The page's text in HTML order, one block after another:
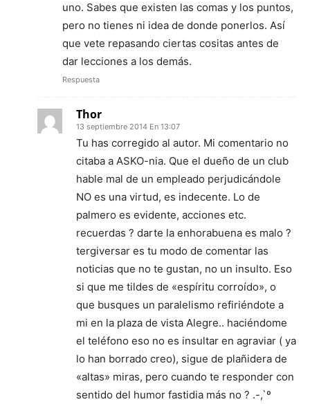
uno. Sabes que existen las comas y los puntos,
pero no tienes ni idea de donde ponerlos. Así
que vete repasando ciertas cositas antes de
dar lecciones a los demás.
Respuesta
Thor
13 septiembre 2014 En 13:07
Tu has corregido al autor. Mi comentario no
citaba a ASKO-nia. Que el dueño de un club
hable mal de un empleado perjudicándole
NO es una virtud, es indecente. Lo de
palmero es evidente, acciones etc.
recuerdas ? darte la enhorabuena es malo ?
tergiversar es tu modo de comentar las
noticias que no te gustan, no un insulto. Eso
si que me tildes de «espíritu corroído», o
que busques un paralelismo refiriéndote a
mi en la plaza de vista Alegre.. haciéndome
el teléfono eso no es insultar en agraviar ( ya
lo han borrado creo), sigue de plañidera de
«altas» miras, pero cuando te responder con
sentido del humor fastidia más no ? .-,`º